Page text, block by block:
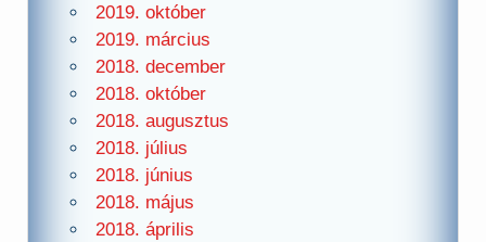
2019. október
2019. március
2018. december
2018. október
2018. augusztus
2018. július
2018. június
2018. május
2018. április